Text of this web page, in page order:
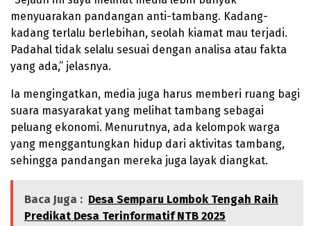
menyuarakan pandangan anti-tambang. Kadang-
kadang terlalu berlebihan, seolah kiamat mau terjadi.
Padahal tidak selalu sesuai dengan analisa atau fakta
yang ada,” jelasnya.
Ia mengingatkan, media juga harus memberi ruang bagi
suara masyarakat yang melihat tambang sebagai
peluang ekonomi. Menurutnya, ada kelompok warga
yang menggantungkan hidup dari aktivitas tambang,
sehingga pandangan mereka juga layak diangkat.
Baca Juga : Desa Semparu Lombok Tengah Raih
Predikat Desa Terinformatif NTB 2025